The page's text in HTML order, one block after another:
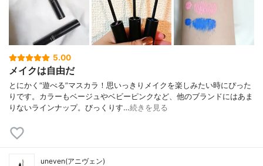
5.00
メイクは自由だ
とにかく“遊べる”マスカラ！思いっきりメイクを楽しみたい時にぴった
りです。カラーもベージュやベビーピンクなど、他のブランドにはあま
りないラインナップ。びっくりす…続きを見る
uneven(アニヴェン)